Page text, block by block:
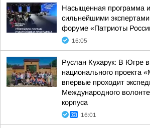
Насыщенная программа
сильнейшими
форуме «Патриоты
16:05
Руслан Кухарук: В Югре
национального проекта
впервые проходит
Международного
корпуса
16:01